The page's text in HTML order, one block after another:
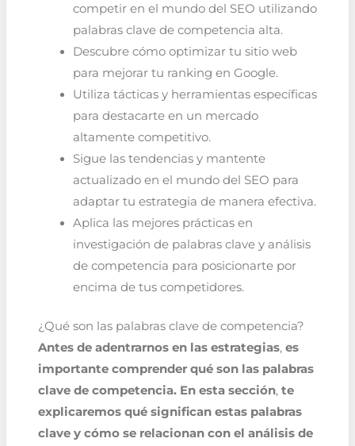
competir en el mundo del SEO utilizando
palabras clave de competencia alta.
Descubre cómo optimizar tu sitio web
para mejorar tu ranking en Google.
Utiliza tácticas y herramientas específicas
para destacarte en un mercado
altamente competitivo.
Sigue las tendencias y mantente
actualizado en el mundo del SEO para
adaptar tu estrategia de manera efectiva.
Aplica las mejores prácticas en
investigación de palabras clave y análisis
de competencia para posicionarte por
encima de tus competidores.
¿Qué son las palabras clave de competencia?
Antes de adentrarnos en las estrategias, es
importante comprender qué son las palabras
clave de competencia. En esta sección, te
explicaremos qué significan estas palabras
clave y cómo se relacionan con el análisis de